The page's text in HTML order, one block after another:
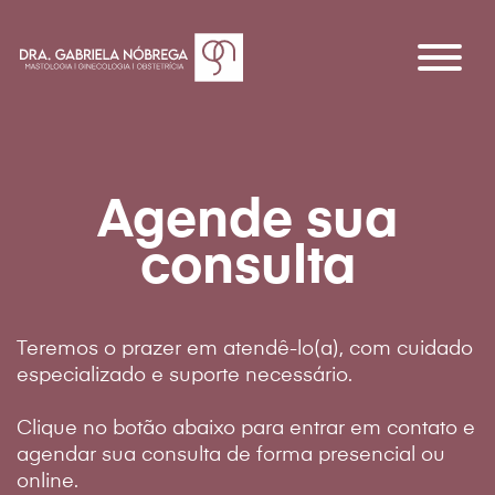
Dra Gabriela Nóbrega
Agende sua
consulta
Teremos o prazer em atendê-lo(a), com cuidado
especializado e suporte necessário.
Clique no botão abaixo para entrar em contato e
agendar sua consulta de forma presencial ou
online.